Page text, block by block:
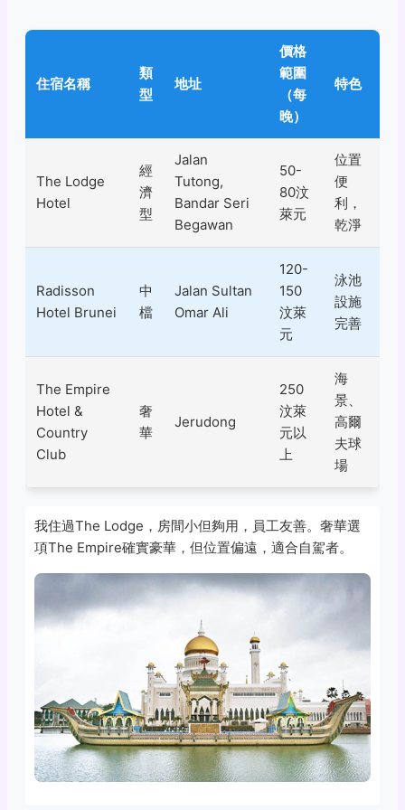
住宿名稱
類
型
地址
價格
範圍
（每
晚）
特色
The Lodge
Hotel
經
濟
型
Jalan
Tutong,
Bandar Seri
Begawan
50-
80汶
萊元
位置
便
利，
乾淨
Radisson
Hotel Brunei
中
檔
Jalan Sultan
Omar Ali
120-
150
汶萊
元
泳池
設施
完善
The Empire
Hotel &
Country
Club
奢
華
Jerudong
250
汶萊
元以
上
海
景、
高爾
夫球
場
我住過The Lodge，房間小但夠用，員工友善。奢華選
項The Empire確實豪華，但位置偏遠，適合自駕者。